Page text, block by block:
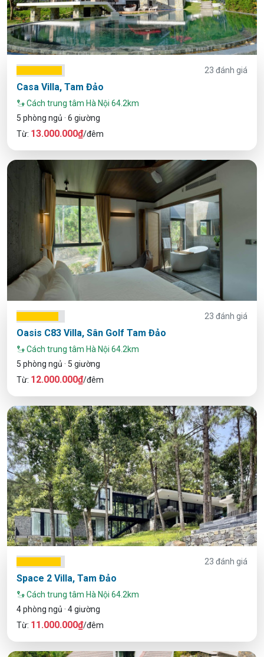
23 đánh giá
Casa Villa, Tam Đảo
Cách trung tâm Hà Nội 64.2km
5 phòng ngủ · 6 giường
Từ: 13.000.000₫/đêm
23 đánh giá
Oasis C83 Villa, Sân Golf Tam Đảo
Cách trung tâm Hà Nội 64.2km
5 phòng ngủ · 5 giường
Từ: 12.000.000₫/đêm
23 đánh giá
Space 2 Villa, Tam Đảo
Cách trung tâm Hà Nội 64.2km
4 phòng ngủ · 4 giường
Từ: 11.000.000₫/đêm